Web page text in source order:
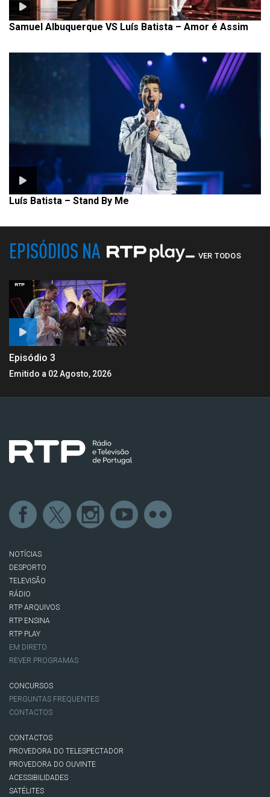
Samuel Albuquerque VS Luís Batista – Amor é Assim
Luís Batista – Stand By Me
EPISÓDIOS NA VER TODOS
Episódio 3
Emitido a 02 Agosto, 2026
NOTÍCIAS
DESPORTO
TELEVISÃO
RÁDIO
RTP ARQUIVOS
RTP ENSINA
RTP PLAY
EM DIRETO
REVER PROGRAMAS
CONCURSOS
PERGUNTAS FREQUENTES
CONTACTOS
CONTACTOS
PROVEDORA DO TELESPECTADOR
PROVEDORA DO OUVINTE
ACESSIBILIDADES
SATÉLITES